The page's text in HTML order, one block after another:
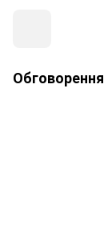
Обговорення